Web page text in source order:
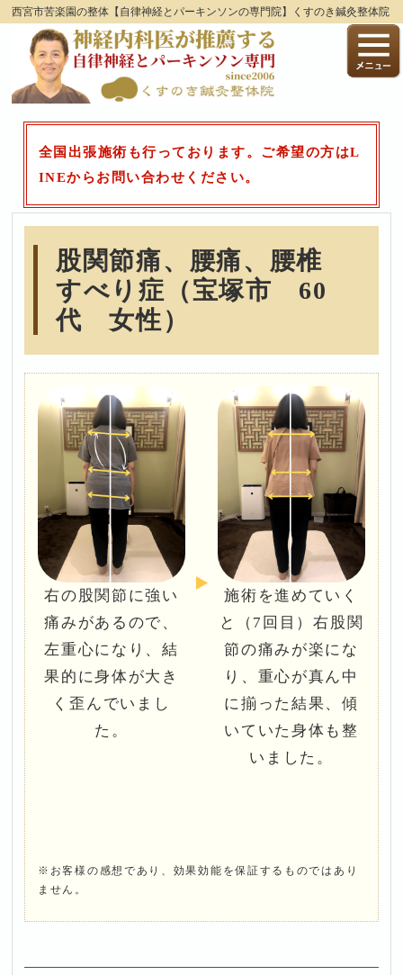
西宮市苦楽園の整体【自律神経とパーキンソンの専門院】くすのき鍼灸整体院
全国出張施術も行っております。ご希望の方はL
INEからお問い合わせください。
股関節痛、腰痛、腰椎
すべり症（宝塚市 60
代 女性）
右の股関節に強い
痛みがあるので、
左重心になり、結
果的に身体が大き
く歪んでいまし
た。
施術を進めていく
と（7回目）右股関
節の痛みが楽にな
り、重心が真ん中
に揃った結果、傾
いていた身体も整
いました。
※お客様の感想であり、効果効能を保証するものではあり
ません。